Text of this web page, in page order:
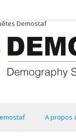
Demostaf
A propos